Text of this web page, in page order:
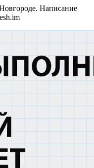
Написание